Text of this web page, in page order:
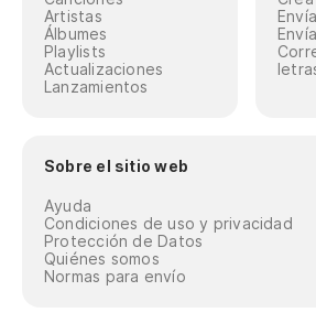
Artistas
Álbumes
Playlists
Actualizaciones
Lanzamientos
Sobre el sitio web
Ayuda
Condiciones de uso y privacidad
Protección de Datos
Quiénes somos
Normas para envío